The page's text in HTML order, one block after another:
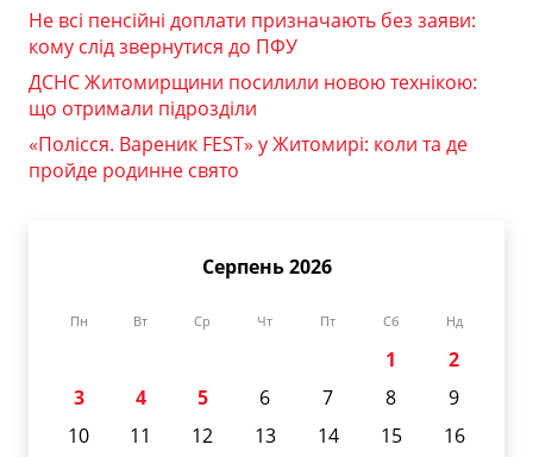
Не всі пенсійні доплати призначають без заяви:
кому слід звернутися до ПФУ
ДСНС Житомирщини посилили новою технікою:
що отримали підрозділи
«Полісся. Вареник FEST» у Житомирі: коли та де
пройде родинне свято
Серпень 2026
Пн Вт Ср Чт Пт Сб Нд
1
2
3
4 5 6 7 8
9
10
11 12 13 14 15
16